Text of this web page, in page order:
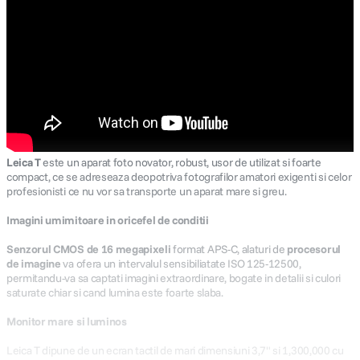
Leica Teste un aparat foto novator, robust, usor de utilizat si foarte
compact, ce se adreseaza deopotriva fotografilor amatori exigenti si celor
profesionisti ce nu vor sa transporte un aparat mare si greu.
Imagini umimitoare in oricefel de conditii
Senzorul CMOS de 16 megapixeliformat APS-C, alaturi de procesorul
de imagineva ofera un intervalul sensibiliatate ISO 125-12500,
permitandu-va sa captati imagini extraordinare, bogate in detalii si culori
saturate chiar si cand lumina este foarte slaba.
Monitor mare si luminos
Leica T dipune de un ecran tactil de mari dimensiuni 3,7" si 1,300,000 cu